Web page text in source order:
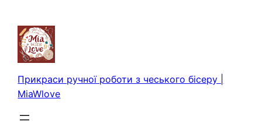
вмісту
Прикраси ручної роботи з чеського бісеру |
MiaWlove